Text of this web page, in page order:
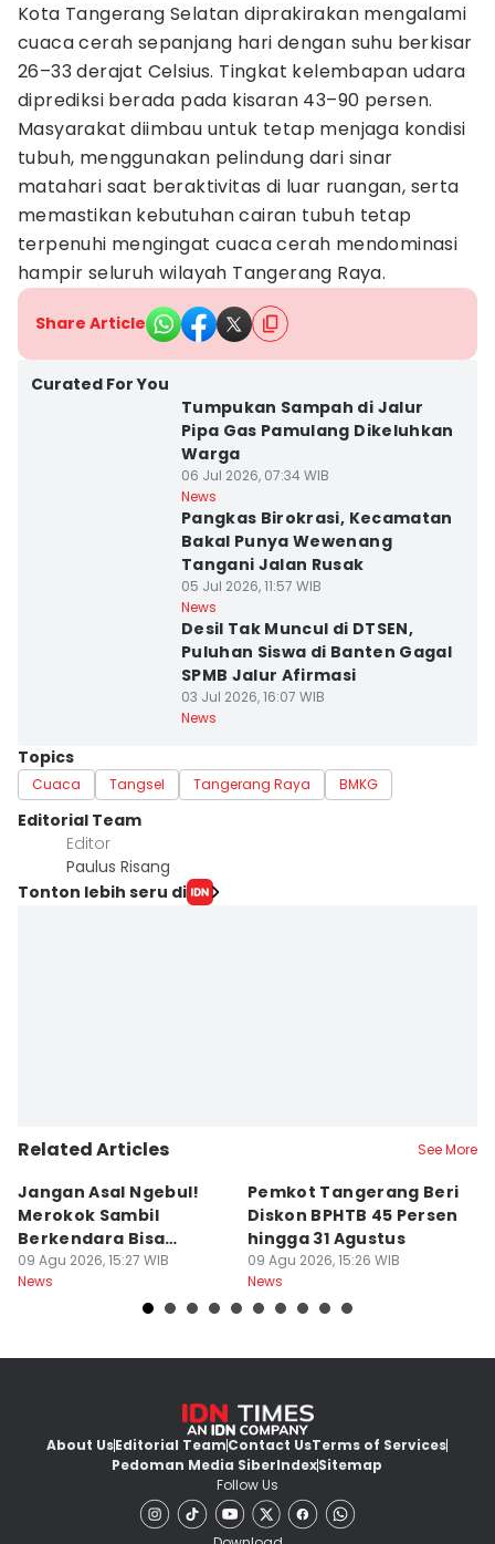
Kota Tangerang Selatan diprakirakan mengalami
cuaca cerah sepanjang hari dengan suhu berkisar
26–33 derajat Celsius. Tingkat kelembapan udara
diprediksi berada pada kisaran 43–90 persen.
Masyarakat diimbau untuk tetap menjaga kondisi
tubuh, menggunakan pelindung dari sinar
matahari saat beraktivitas di luar ruangan, serta
memastikan kebutuhan cairan tubuh tetap
terpenuhi mengingat cuaca cerah mendominasi
hampir seluruh wilayah Tangerang Raya.
Share Article
Curated For You
Tumpukan Sampah di Jalur
Pipa Gas Pamulang Dikeluhkan
Warga
06 Jul 2026, 07:34 WIB
News
Pangkas Birokrasi, Kecamatan
Bakal Punya Wewenang
Tangani Jalan Rusak
05 Jul 2026, 11:57 WIB
News
Desil Tak Muncul di DTSEN,
Puluhan Siswa di Banten Gagal
SPMB Jalur Afirmasi
03 Jul 2026, 16:07 WIB
News
Topics
Cuaca Tangsel Tangerang Raya BMKG
Editorial Team
Editor
Paulus Risang
Tonton lebih seru di
Related Articles See More
Jangan Asal Ngebul!
Merokok Sambil
Berkendara Bisa
Didenda Rp750 Ribu
09 Agu 2026, 15:27 WIB
News
Pemkot Tangerang Beri
Diskon BPHTB 45 Persen
hingga 31 Agustus
09 Agu 2026, 15:26 WIB
News
About UsEditorial TeamContact UsTerms of Services
Pedoman Media SiberIndexSitemap
Follow Us